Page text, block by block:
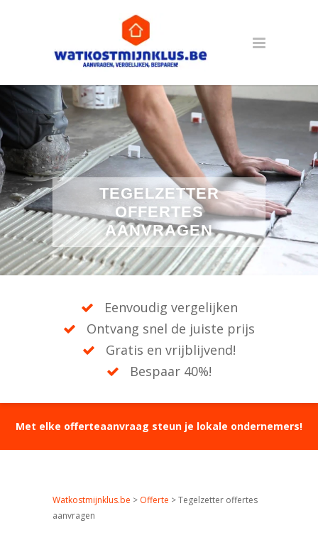
TEGELZETTER
OFFERTES
AANVRAGEN
Eenvoudig vergelijken
Ontvang snel de juiste prijs
Gratis en vrijblijvend!
Bespaar 40%!
Met elke offerteaanvraag steun je lokale ondernemers!
Watkostmijnklus.be > Offerte >Tegelzetter offertes
aanvragen